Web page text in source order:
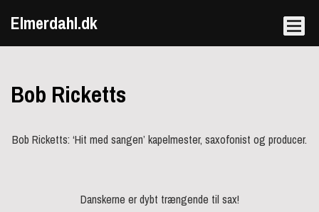
Elmerdahl.dk
Bob Ricketts
Bob Ricketts: ‘Hit med sangen’ kapelmester, saxofonist og producer.
Danskerne er dybt trængende til sax!